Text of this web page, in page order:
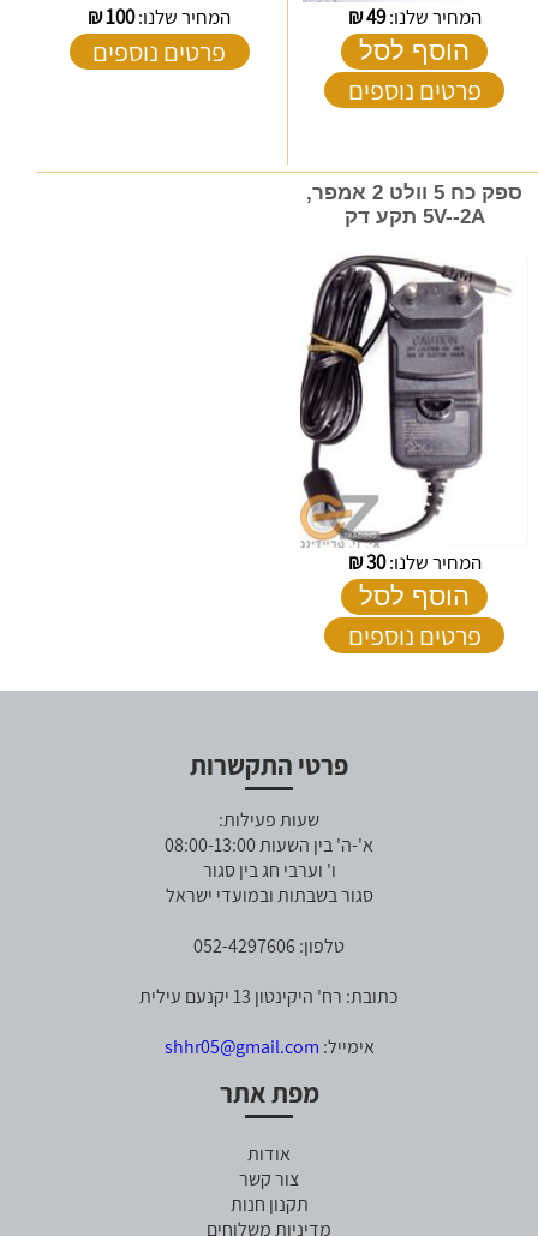
המחיר שלנו:49
₪
הוסף לסל
פרטים נוספים
המחיר שלנו:100
₪
פרטים נוספים
ספק כח 5 וולט 2 אמפר,
5V--2A תקע דק
המחיר שלנו:30
₪
הוסף לסל
פרטים נוספים
פרטי התקשרות
שעות פעילות:
א'-ה' בין השעות 08:00-13:00
ו' וערבי חג בין סגור
סגור בשבתות ובמועדי ישראל
טלפון: 052-4297606
כתובת: רח' היקינטון 13 יקנעם עילית
אימייל: shhr05@gmail.com
מפת אתר
אודות
צור קשר
תקנון חנות
מדיניות משלוחים